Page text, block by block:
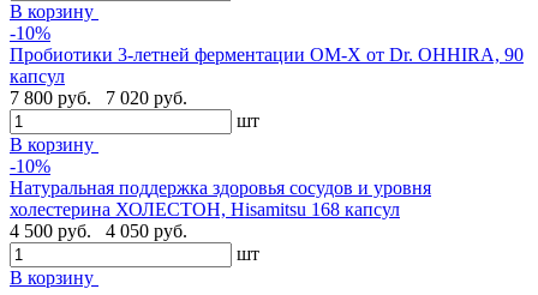
В корзину
-10%
Пробиотики 3-летней ферментации OM-X от Dr. OHHIRA, 90
капсул
7 800 руб.
7 020 руб.
шт
В корзину
-10%
Натуральная поддержка здоровья сосудов и уровня
холестерина ХОЛЕСТОН, Hisamitsu 168 капсул
4 500 руб.
4 050 руб.
шт
В корзину